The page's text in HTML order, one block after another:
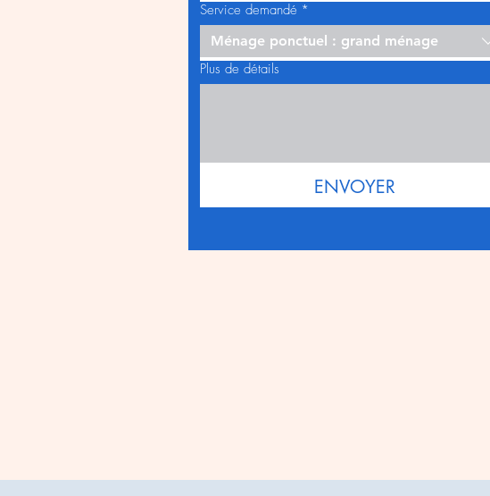
Service demandé *
Ménage ponctuel : grand ménage
Plus de détails
ENVOYER